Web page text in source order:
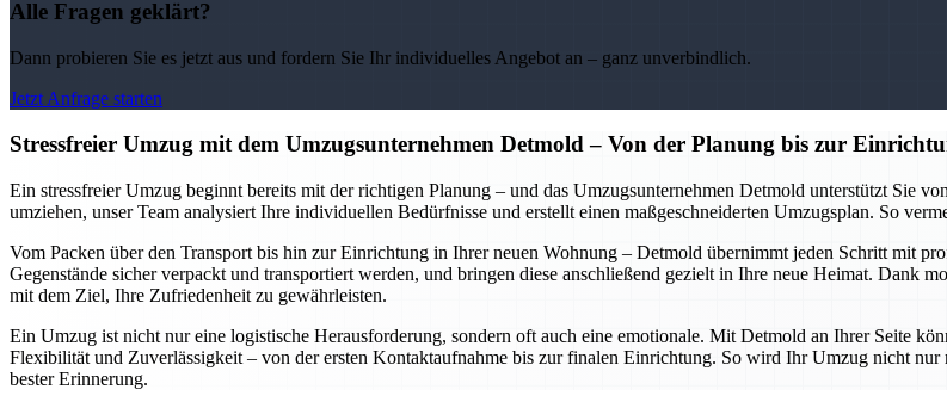
Alle Fragen geklärt?
Dann probieren Sie es jetzt aus und fordern Sie Ihr individuelles Angebot an – ganz unverbindlich.
Jetzt Anfrage starten
Stressfreier Umzug mit dem Umzugsunternehmen Detmold – Von der Planung bis zur
Ein stressfreier Umzug beginnt bereits mit der richtigen Planung – und das Umzugsunternehmen Detmold unterstützt Sie
umziehen, unser Team analysiert Ihre individuellen Bedürfnisse und erstellt einen maßgeschneiderten Umzugsplan. So
Vom Packen über den Transport bis hin zur Einrichtung in Ihrer neuen Wohnung – Detmold übernimmt jeden Schritt mit
Gegenstände sicher verpackt und transportiert werden, und bringen diese anschließend gezielt in Ihre neue Heimat. Dank
mit dem Ziel, Ihre Zufriedenheit zu gewährleisten.
Ein Umzug ist nicht nur eine logistische Herausforderung, sondern oft auch eine emotionale. Mit Detmold an Ihrer Seite
Flexibilität und Zuverlässigkeit – von der ersten Kontaktaufnahme bis zur finalen Einrichtung. So wird Ihr Umzug nicht
bester Erinnerung.